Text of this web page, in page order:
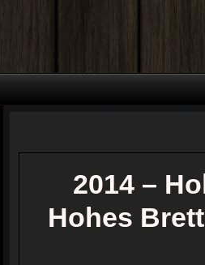
2014 –
Hohes